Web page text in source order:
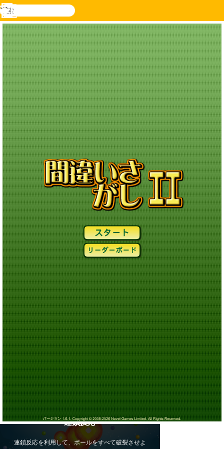
Novel
Games
検
索
ログ
メ
ニ
ュ
ー